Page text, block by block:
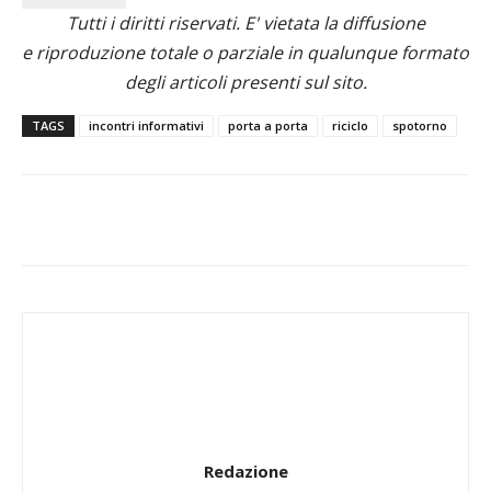
Tutti i diritti riservati. E' vietata la diffusione
e riproduzione totale o parziale in qualunque formato
degli articoli presenti sul sito.
TAGS incontri informativi porta a porta riciclo spotorno
Redazione